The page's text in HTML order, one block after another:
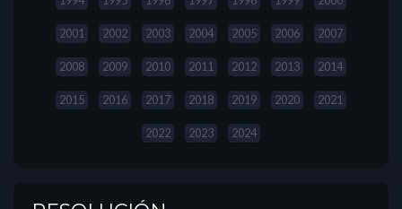
2001 2002 2003 2004 2005 2006 2007
2008 2009 2010 2011 2012 2013 2014
2015 2016 2017 2018 2019 2020 2021
2022 2023 2024